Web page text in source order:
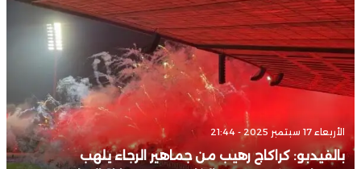
الأربعاء 17 سبتمبر 2025 - 21:44
بالفيدبو: كراكاج رهيب من جماهير الرجاء يلهب